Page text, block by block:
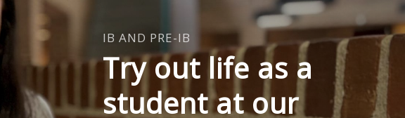
IB AND PRE-IB
Try out life as a
student at our